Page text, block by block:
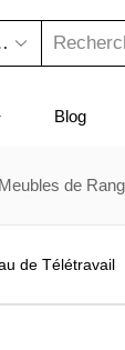
Blog
Meubles de
de Télétravail